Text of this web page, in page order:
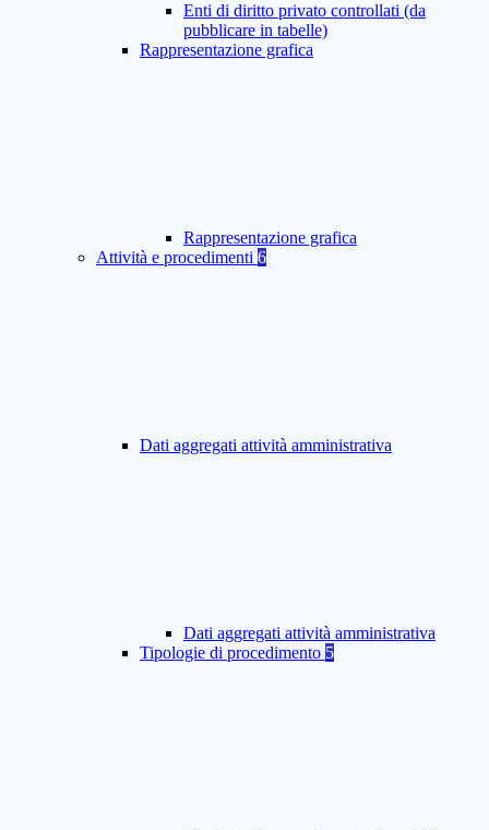
Enti di diritto privato controllati (da
pubblicare in tabelle)
Rappresentazione grafica
Rappresentazione grafica
Attività e procedimenti 6
Dati aggregati attività amministrativa
Dati aggregati attività amministrativa
Tipologie di procedimento 5